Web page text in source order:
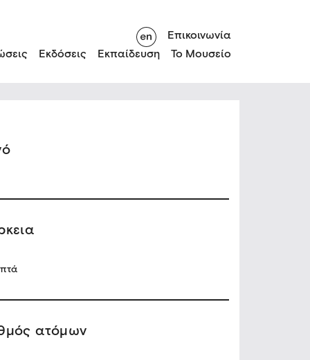
Εκδόσεις Εκπαίδευση Το Μουσείο
Επικοινωνία
ατόμων